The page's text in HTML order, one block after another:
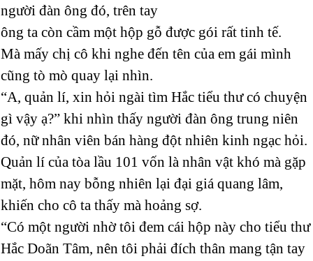
người đàn ông đó, trên tay
ông ta còn cầm một hộp gỗ được gói rất tinh tế.
Mà mấy chị cô khi nghe đến tên của em gái mình
cũng tò mò quay lại nhìn.
“A, quản lí, xin hỏi ngài tìm Hắc tiểu thư có chuyện
gì vậy ạ?” khi nhìn thấy người đàn ông trung niên
đó, nữ nhân viên bán hàng đột nhiên kinh ngạc hỏi.
Quản lí của tòa lầu 101 vốn là nhân vật khó mà gặp
mặt, hôm nay bỗng nhiên lại đại giá quang lâm,
khiến cho cô ta thấy mà hoảng sợ.
“Có một người nhờ tôi đem cái hộp này cho tiểu thư
Hắc Doãn Tâm, nên tôi phải đích thân mang tận tay